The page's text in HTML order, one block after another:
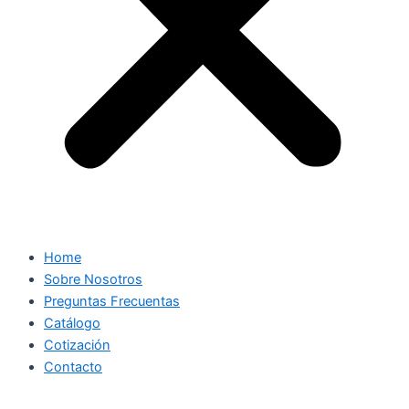
Home
Sobre Nosotros
Preguntas Frecuentas
Catálogo
Cotización
Contacto